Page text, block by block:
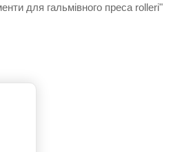
для гальмівного преса rolleri"